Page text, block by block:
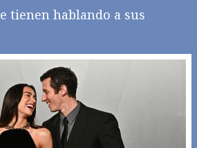
tienen hablando a sus